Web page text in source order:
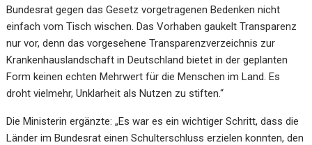
Bundesrat gegen das Gesetz vorgetragenen Bedenken nicht
einfach vom Tisch wischen. Das Vorhaben gaukelt Transparenz
nur vor, denn das vorgesehene Transparenzverzeichnis zur
Krankenhauslandschaft in Deutschland bietet in der geplanten
Form keinen echten Mehrwert für die Menschen im Land. Es
droht vielmehr, Unklarheit als Nutzen zu stiften.“
Die Ministerin ergänzte: „Es war es ein wichtiger Schritt, dass die
Länder im Bundesrat einen Schulterschluss erzielen konnten, den